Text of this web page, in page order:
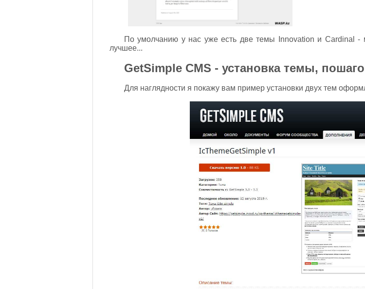
По умолчанию у нас уже есть две темы Innovation и Cardinal -
лучшее...
GetSimple CMS - установка темы,
Для наглядности я покажу вам пример установки двух тем